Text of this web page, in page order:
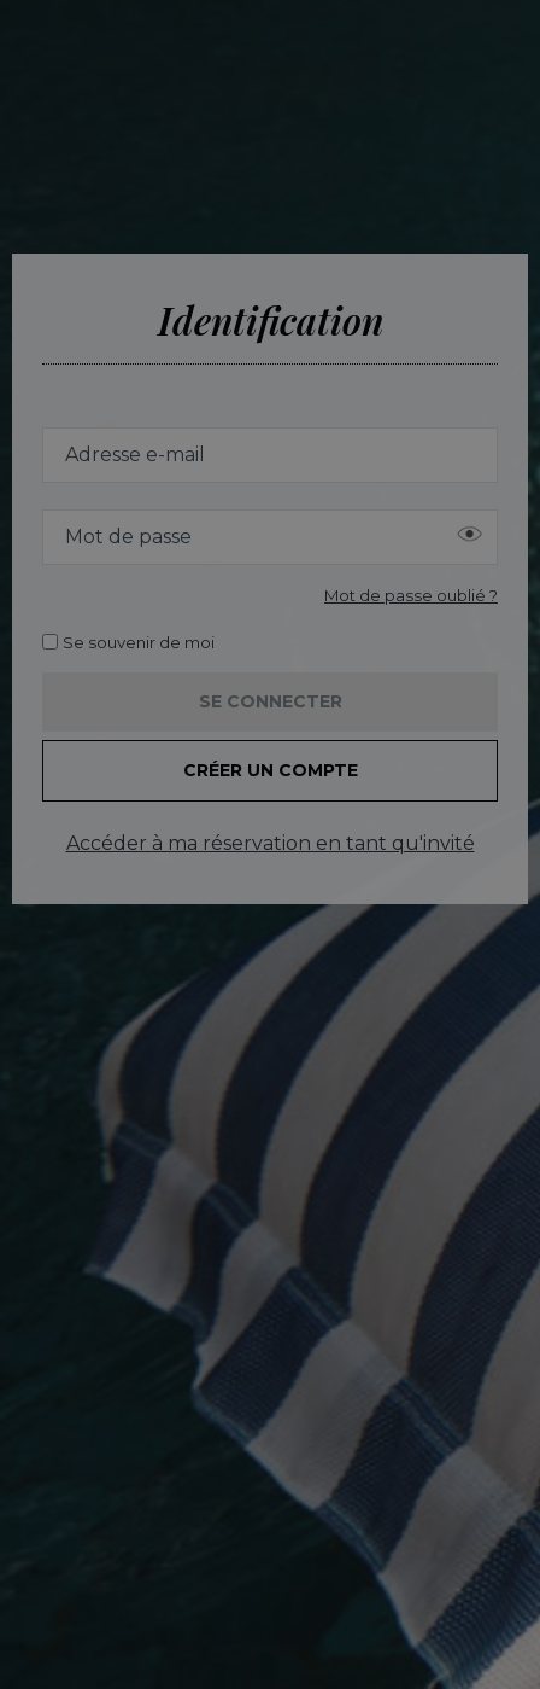
Identification
Mot de passe oublié ?
Se souvenir de moi
SE CONNECTER
CRÉER UN COMPTE
Accéder à ma réservation en tant qu'invité